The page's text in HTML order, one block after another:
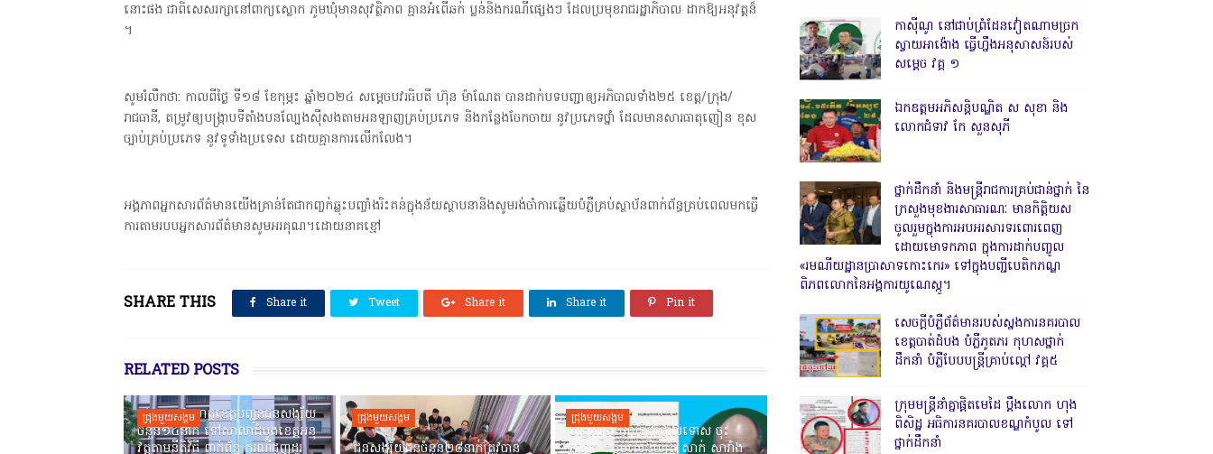
នោះផង ជាពិសេសរក្សានៅពាក្យស្លោក ភូមឃុំមានសុវត្ថិភាព គ្មានអំពើឆក់ ប្លន់និងករណីផ្សេងៗ ដែលប្រមុខរាជរដ្ឋាភិបាល ដាកឱ្យអនុវត្តន៏
។
សូមរំលឹកថា: កាលពីថ្ងៃ ទី១៨ ខែកុម្ភះ ឆ្នាំ២០២៤ សម្តេចបវរធិបតី ហ៊ុន ម៉ាណែត បានដាក់បទបញ្ជាឲ្យអភិបាលទាំង២៥ ខេត្ត/ក្រុង/
រាជធានី, តម្រូវឲ្យបង្រ្កាបទីតាំងបនល្បែងស៊ីសងតាមអនឡាញគ្រប់ប្រភេទ និងកន្លែងចែកចាយ នូវប្រភេទថ្នាំ ដែលមានសារធាតុញៀន ខុស
ច្បាប់គ្រប់ប្រភេទ នូវទូទាំងប្រទេស ដោយគ្មានការលើកលែង។
អង្គភាពអ្នកសារព័ត៌មានយើងគ្រាន់តែជាកញ្ចក់ឆ្លុះបញ្ចាំងរិះគន់ក្នុងន័យស្ថាបនានិងសូមរង់ចាំការឆ្លើយបំភ្លឺគ្រប់ស្ថាប័នពាក់ព័ន្ធគ្រប់ពេលមកធ្វើ
ការតាមរបបអ្នកសារព័ត៌មានសូមអរគុណ។ដោយនាគខ្មៅ
SHARE THIS Share it Tweet Share it Share it Pin it
RELATED POSTS
ជ្រុងមួយសង្គម
កងរាជឣាវុធហត្ថខេត្តបញ្ជូនជនសង្ស័យ
ចំនួន១៤នាក់ ទៅសាលាដំបូងខេត្តឣនុ
វត្តតាមនីតិវិធី ពាក់ព័ន្ធ ករណីជួញដូរ
ជ្រុងមួយសង្គម
ជនសង្ស័យជនចំនួន២៨នាក់ត្រូវបាន
ជ្រុងមួយសង្គម
បង្វែររឿងធ្វើលិខិតថ្កោលទោស ចុះ
លោក ឧត្តមសេនីយ៍ត្រី សាក់ សារាំង
កាសុីណូ នៅជាប់ព្រំដែនវៀតណាមច្រក
ស្វាយអាង៉ោង ធ្វើហ្នឹងអនុសាសន៍របស់
សម្ដេច វគ្គ ១
ឯកឧត្តមអភិសន្តិបណ្ឌិត ស សុខា និង
លោកជំទាវ កែ សួនសុភី
ថ្នាក់ដឹកនាំ និងមន្ត្រីរាជការគ្រប់ជាន់ថ្នាក់ នៃ
ក្រសួងមុខងារសាធារណៈ មានកិត្តិយស
ចូលរួមក្នុងការអបអរសារទរពោរពេញ
ដោយមោទកភាព ក្នុងការដាក់បញ្ចូល
«រមណីយដ្ឋានប្រាសាទកោះកេរ» ទៅក្នុងបញ្ជីបេតិកភណ្ឌ
ពិភពលោកនៃអង្គការយូណេស្កូ។
សេចក្តីបំភ្លឺព័ត៌មានរបស់ស្នងការនគរបាល
ខេត្តបាត់ដំបង បំភ្លឺភូតភរ កុហសថ្នាក់
ដឹកនាំ បំភ្លឺបែបបន្ត្រីគ្រាប់ល្ពៅ វគ្គ៥
ក្រុមមន្ត្រីនាំគ្នាផ្ដិតមេដៃ ប្ដឹងលោក ហុង
ពិសិដ្ឋ អធិការនគរបាលខណ្ឌកំបូល ទៅ
ថ្នាក់ដឹកនាំ